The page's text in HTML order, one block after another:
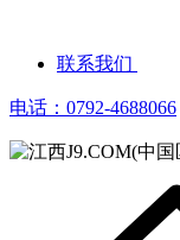
联系我们
电话：0792-4688066